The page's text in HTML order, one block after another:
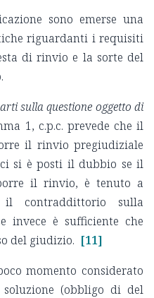
sono emerse una
riguardanti i requisiti
di rinvio e la sorte del
sulla questione oggetto di
1, c.p.c. prevede che il
il rinvio pregiudiziale
si è posti il dubbio se il
il rinvio, è tenuto a
il contraddittorio sulla
invece è sufficiente che
del giudizio. [11]
momento considerato
(obbligo di del